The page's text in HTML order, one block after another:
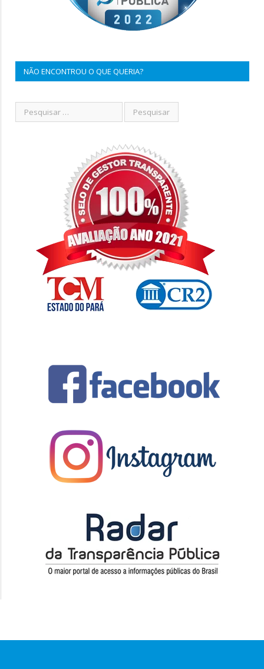
NÃO ENCONTROU O QUE QUERIA?